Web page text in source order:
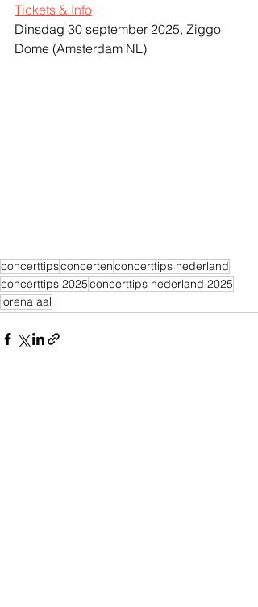
Tickets & Info
Dinsdag 30 september 2025, Ziggo
Dome (Amsterdam NL)
concerttipsconcertenconcerttips nederland
concerttips 2025concerttips nederland 2025
lorena aal